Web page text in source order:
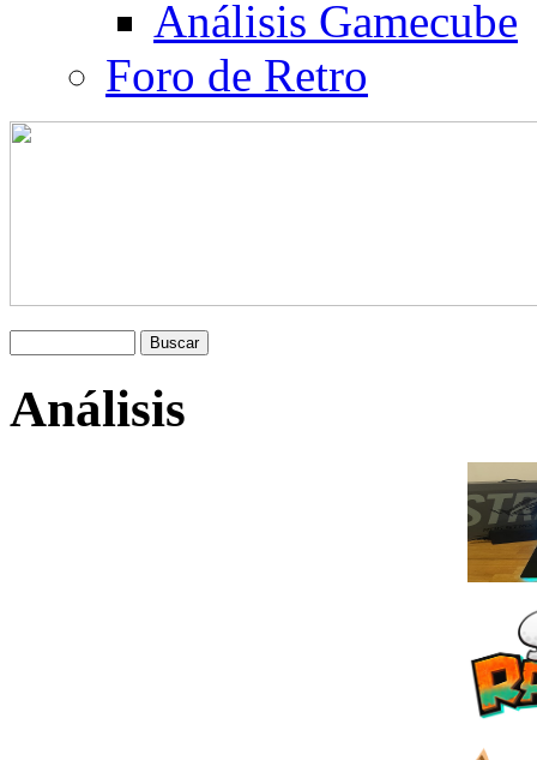
Análisis Gamecube
Foro de Retro
Análisis